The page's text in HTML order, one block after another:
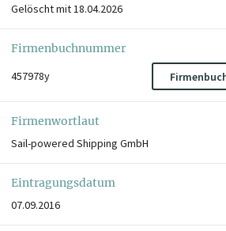
Gelöscht mit 18.04.2026
Firmenbuchnummer
457978y
Firmenwortlaut
Sail-powered Shipping GmbH
Eintragungsdatum
07.09.2016